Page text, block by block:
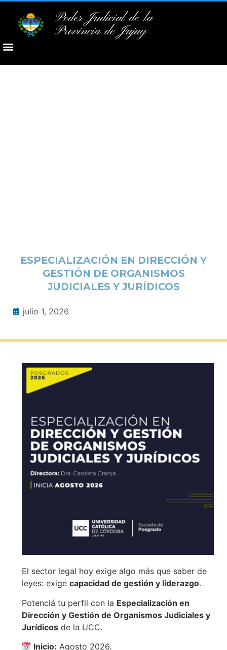
Poder Judicial de la
Provincia de Jujuy
ESPECIALIZACIÓN EN DIRECCIÓN Y
GESTIÓN DE ORGANISMOS
JUDICIALES Y JURÍDICOS
julio 1, 2026
El sector legal hoy exige algo más que saber de
leyes: exige capacidad de gestión y liderazgo.
Potenciá tu perfil con la Especialización en
Dirección y Gestión de Organismos Judiciales y
Jurídicosde la UCC.
Inicio: Agosto 2026.